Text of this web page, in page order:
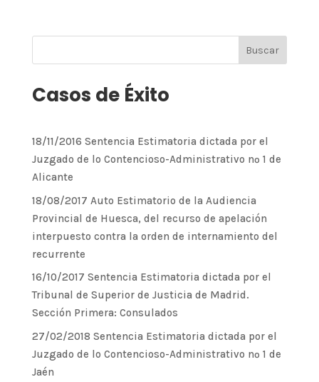
Casos de Éxito
18/11/2016 Sentencia Estimatoria dictada por el
Juzgado de lo Contencioso-Administrativo nº 1 de
Alicante
18/08/2017 Auto Estimatorio de la Audiencia
Provincial de Huesca, del recurso de apelación
interpuesto contra la orden de internamiento del
recurrente
16/10/2017 Sentencia Estimatoria dictada por el
Tribunal de Superior de Justicia de Madrid.
Sección Primera: Consulados
27/02/2018 Sentencia Estimatoria dictada por el
Juzgado de lo Contencioso-Administrativo nº 1 de
Jaén